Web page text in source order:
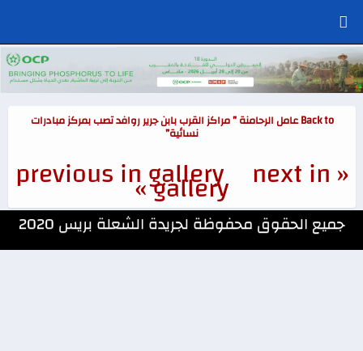
Back to عامل الرحامنة ” مراكز القرب بابن جرير روافد تصب بمركز مبادرات
نسائية”
« previous in gallery
next in
gallery »
جميع الحقوق محفوظة لجريدة الشعلة بريس 2020